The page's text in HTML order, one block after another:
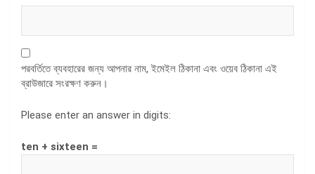
পরবর্তিতে ব্যবহারের জন্য আপনার নাম, ইমেইল ঠিকানা এবং ওয়েব ঠিকানা এই
ব্রাউজারে সংরক্ষণ করুন।
Please enter an answer in digits:
ten + sixteen =